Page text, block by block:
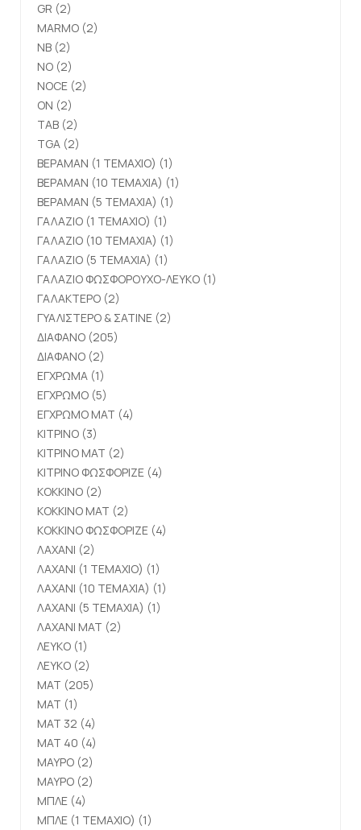
GR (2)
MARMO (2)
NB (2)
NO (2)
NOCE (2)
ON (2)
TAB (2)
TGA (2)
ΒΕΡΑΜΑΝ (1 ΤΕΜΑΧΙΟ) (1)
ΒΕΡΑΜΑΝ (10 ΤΕΜΑΧΙΑ) (1)
ΒΕΡΑΜΑΝ (5 ΤΕΜΑΧΙΑ) (1)
ΓΑΛΑΖΙΟ (1 ΤΕΜΑΧΙΟ) (1)
ΓΑΛΑΖΙΟ (10 ΤΕΜΑΧΙΑ) (1)
ΓΑΛΑΖΙΟ (5 ΤΕΜΑΧΙΑ) (1)
ΓΑΛΑΖΙΟ ΦΩΣΦΟΡΟΥΧΟ-ΛΕΥΚΟ (1)
ΓΑΛΑΚΤΕΡΟ (2)
ΓΥΑΛΙΣΤΕΡΟ & ΣΑΤΙΝΕ (2)
ΔΙΑΦΑΝΟ (205)
ΔΙΑΦΑΝΟ (2)
ΕΓΧΡΩΜΑ (1)
ΕΓΧΡΩΜΟ (5)
ΕΓΧΡΩΜΟ ΜΑΤ (4)
ΚΙΤΡΙΝΟ (3)
ΚΙΤΡΙΝΟ ΜΑΤ (2)
ΚΙΤΡΙΝΟ ΦΩΣΦΟΡΙΖΕ (4)
ΚΟΚΚΙΝΟ (2)
ΚΟΚΚΙΝΟ ΜΑΤ (2)
ΚΟΚΚΙΝΟ ΦΩΣΦΟΡΙΖΕ (4)
ΛΑΧΑΝΙ (2)
ΛΑΧΑΝΙ (1 ΤΕΜΑΧΙΟ) (1)
ΛΑΧΑΝΙ (10 ΤΕΜΑΧΙΑ) (1)
ΛΑΧΑΝΙ (5 ΤΕΜΑΧΙΑ) (1)
ΛΑΧΑΝΙ ΜΑΤ (2)
ΛΕΥΚΟ (1)
ΛΕΥΚΟ (2)
ΜΑΤ (205)
ΜΑΤ (1)
ΜΑΤ 32 (4)
ΜΑΤ 40 (4)
ΜΑΥΡΟ (2)
ΜΑΥΡΟ (2)
ΜΠΛΕ (4)
ΜΠΛΕ (1 ΤΕΜΑΧΙΟ) (1)